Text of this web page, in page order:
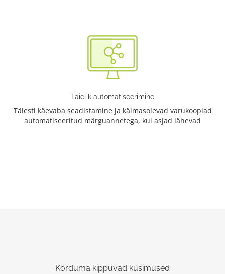
Täielik automatiseerimine
Täiesti käevaba seadistamine ja käimasolevad varukoopiad
automatiseeritud märguannetega, kui asjad lähevad
Korduma kippuvad küsimused